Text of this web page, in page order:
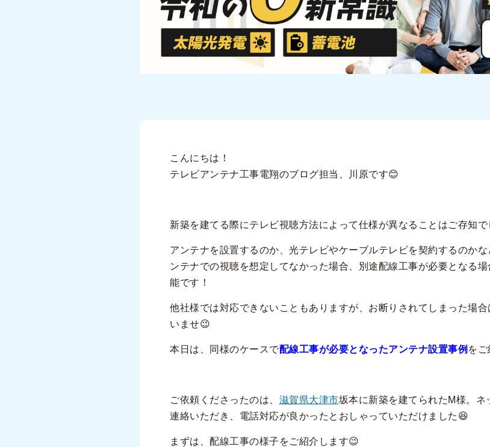
こんにちは！
テレビアンテナ工事電翔のブログ担当、川原です😊
新築を建てる際にテレビ視聴方法によって仕様が異なることはご存知で
アンテナを設置するのか、光テレビやケーブルテレビを契約するのか
ンテナでの視聴を想定してなかった場合、別途配線工事が必要となる
能です！
他社様では対応できないこともありますが、お断りされてしまった場
いませ😉
本日は、同様のケースで配線工事が必要となったアンテナ設置事例 を
ご依頼くださったのは、 滋賀県大津市坂本に新築を建てられたM様。
連絡いただき、電話対応が良かったとおしゃっていただけました😆
まずは、配線工事の様子をご紹介します😉